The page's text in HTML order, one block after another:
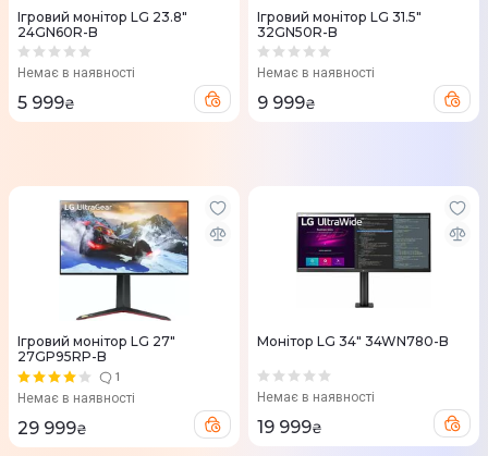
Ігровий монітор LG 23.8"
24GN60R-B
Немає в наявності
5 999₴
Ігровий монітор LG 31.5"
32GN50R-B
Немає в наявності
9 999₴
Ігровий монітор LG 27"
27GP95RP-B
1
Немає в наявності
29 999₴
Монітор LG 34" 34WN780-B
Немає в наявності
19 999₴